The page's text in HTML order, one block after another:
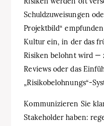
Schuldzuweisungen
Projektbild“
Kultur ein, in der das
Risiken belohnt wird —
Reviews oder das
„Risikobelohnungs“-
Kommunizieren Sie
Stakeholder haben: